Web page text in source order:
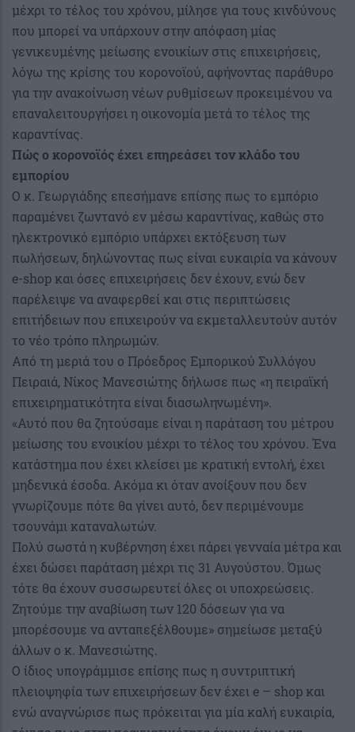
μέχρι το τέλος του χρόνου, μίλησε για τους κινδύνους
που μπορεί να υπάρχουν στην απόφαση μίας
γενικευμένης μείωσης ενοικίων στις επιχειρήσεις,
λόγω της κρίσης του κορονοϊού, αφήνοντας παράθυρο
για την ανακοίνωση νέων ρυθμίσεων προκειμένου να
επαναλειτουργήσει η οικονομία μετά το τέλος της
καραντίνας.
Πώς ο κορονοϊός έχει επηρεάσει τον κλάδο του
εμπορίου
Ο κ. Γεωργιάδης επεσήμανε επίσης πως το εμπόριο
παραμένει ζωντανό εν μέσω καραντίνας, καθώς στο
ηλεκτρονικό εμπόριο υπάρχει εκτόξευση των
πωλήσεων, δηλώνοντας πως είναι ευκαιρία να κάνουν
e-shop και όσες επιχειρήσεις δεν έχουν, ενώ δεν
παρέλειψε να αναφερθεί και στις περιπτώσεις
επιτήδειων που επιχειρούν να εκμεταλλευτούν αυτόν
το νέο τρόπο πληρωμών.
Από τη μεριά του ο Πρόεδρος Εμπορικού Συλλόγου
Πειραιά, Νίκος Μανεσιώτης δήλωσε πως «η πειραϊκή
επιχειρηματικότητα είναι διασωληνωμένη».
«Αυτό που θα ζητούσαμε είναι η παράταση του μέτρου
μείωσης του ενοικίου μέχρι το τέλος του χρόνου. Ένα
κατάστημα που έχει κλείσει με κρατική εντολή, έχει
μηδενικά έσοδα. Ακόμα κι όταν ανοίξουν που δεν
γνωρίζουμε πότε θα γίνει αυτό, δεν περιμένουμε
τσουνάμι καταναλωτών.
Πολύ σωστά η κυβέρνηση έχει πάρει γενναία μέτρα και
έχει δώσει παράταση μέχρι τις 31 Αυγούστου. Όμως
τότε θα έχουν συσσωρευτεί όλες οι υποχρεώσεις.
Ζητούμε την αναβίωση των 120 δόσεων για να
μπορέσουμε να ανταπεξέλθουμε» σημείωσε μεταξύ
άλλων ο κ. Μανεσιώτης.
Ο ίδιος υπογράμμισε επίσης πως η συντριπτική
πλειοψηφία των επιχειρήσεων δεν έχει e – shop και
ενώ αναγνώρισε πως πρόκειται για μία καλή ευκαιρία,